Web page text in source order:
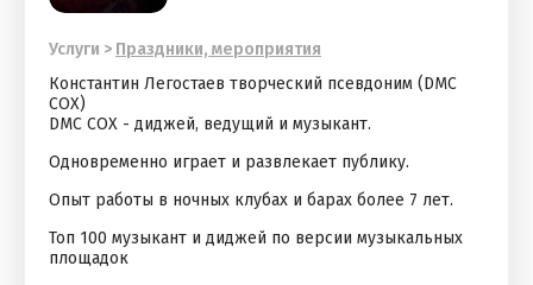
Услуги > Праздники, мероприятия
Константин Легостаев творческий псевдоним (DMC
COX)
DMC COX - диджей, ведущий и музыкант.
Одновременно играет и развлекает публику.
Опыт работы в ночных клубах и барах более 7 лет.
Топ 100 музыкант и диджей по версии музыкальных
площадок